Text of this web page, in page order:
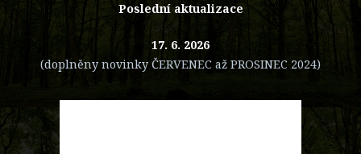
Poslední aktualizace
17. 6. 2026
(doplněny novinky ČERVENEC až PROSINEC 2024)